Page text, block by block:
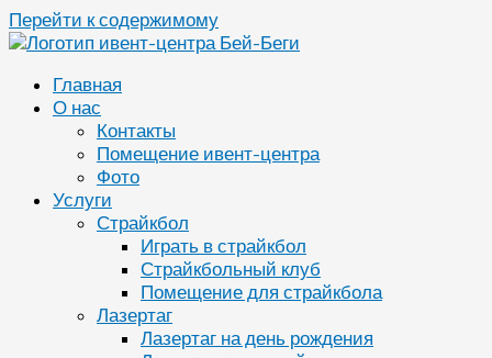
Перейти к содержимому
Главная
О нас
Контакты
Помещение ивент-центра
Фото
Услуги
Страйкбол
Играть в страйкбол
Страйкбольный клуб
Помещение для страйкбола
Лазертаг
Лазертаг на день рождения